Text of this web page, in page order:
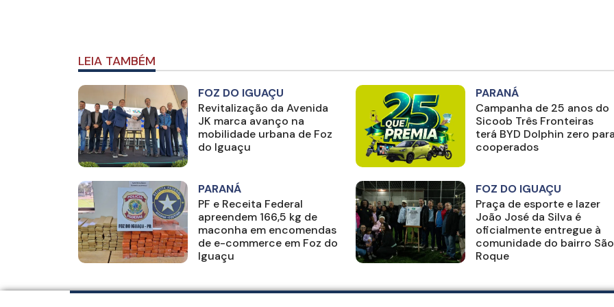
LEIA TAMBÉM
FOZ DO IGUAÇU
Revitalização da Avenida
JK marca avanço na
mobilidade urbana de Foz
do Iguaçu
PARANÁ
Campanha de 25 anos do
Sicoob Três Fronteiras
terá BYD Dolphin zero
cooperados
PARANÁ
PF e Receita Federal
apreendem 166,5 kg de
maconha em encomendas
de e-commerce em Foz do
Iguaçu
FOZ DO IGUAÇU
Praça de esporte e lazer
João José da Silva é
oficialmente entregue à
comunidade do bairro São
Roque